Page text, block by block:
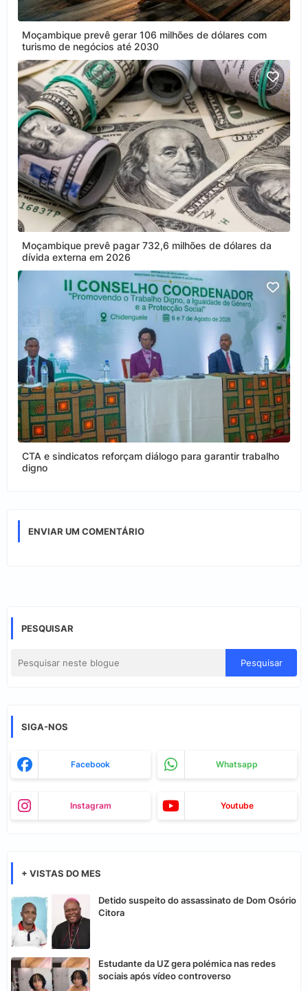
Moçambique prevê gerar 106 milhões de dólares com
turismo de negócios até 2030
Moçambique prevê pagar 732,6 milhões de dólares da
dívida externa em 2026
CTA e sindicatos reforçam diálogo para garantir trabalho
digno
ENVIAR UM COMENTÁRIO
PESQUISAR
SIGA-NOS
Facebook Whatsapp
Instagram Youtube
+ VISTAS DO MES
Detido suspeito do assassinato de Dom Osório
Citora
Estudante da UZ gera polémica nas redes
sociais após vídeo controverso